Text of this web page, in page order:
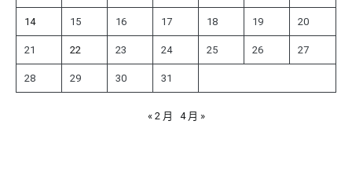
14 15 16 17 18 19 20
21 22 23 24 25 26 27
28 29 30 31
« 2 月 4 月 »